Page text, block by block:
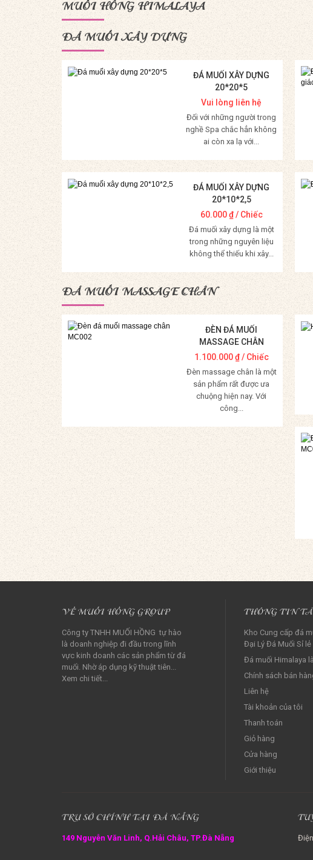
MUỐI HỒNG HIMALAYA
ĐÁ MUỐI XÂY DỰNG
ĐÁ MUỐI XÂY DỰNG
20*20*5
Vui lòng liên hệ
Đối với những người trong
nghề Spa chắc hẳn không
ai còn xa lạ với...
Mua Hàng
ĐÁ MUỐI XÂY DỰNG
20*10*2,5
60.000₫/ Chiếc
Đá muối xây dựng là một
trong những nguyên liệu
không thể thiếu khi xây...
Mua Hàng
ĐÁ MUỐI MASSAGE CHÂN
ĐÈN ĐÁ MUỐI
MASSAGE CHÂN
MC002
1.100.000₫/ Chiếc
Đèn massage chân là một
sản phẩm rất được ưa
chuộng hiện nay. Với
công...
Mua Hàng
VỀ MUỐI HỒNG GROUP
Công ty TNHH MUỐI HỒNG tự hào
là doanh nghiệp đi đầu trong lĩnh
vực kinh doanh các sản phẩm từ đá
muối. Nhờ áp dụng kỹ thuật tiên...
Xem chi tiết...
THÔNG TIN
Kho Cung cấp đá
Đại Lý Đá Muối Sỉ lẻ‎
Đá muối Himalaya
Chính sách bán
Liên hệ
Tài khoản của tôi
Thanh toán
Giỏ hàng
Cửa hàng
Giới thiệu
TRỤ SỞ CHÍNH TẠI ĐÀ NẴNG
149 Nguyễn Văn Linh, Q.Hải Châu, TP.Đà Nẵng